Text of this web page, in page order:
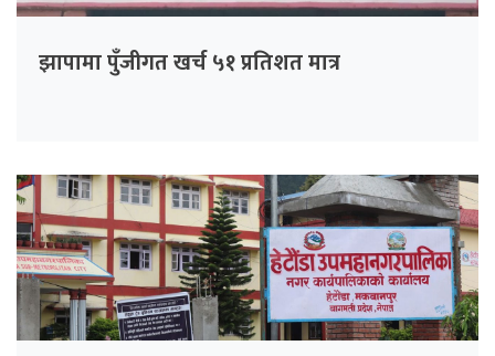
झापामा पुँजीगत खर्च ५१ प्रतिशत मात्र